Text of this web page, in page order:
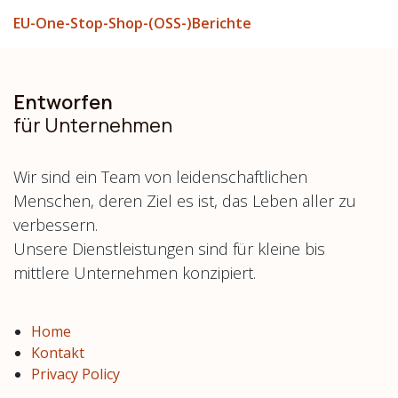
EU-One-Stop-Shop-(OSS-)Berichte
Entworfen
für Unternehmen
Wir sind ein Team von leidenschaftlichen
Menschen, deren Ziel es ist, das Leben aller zu
verbessern.
Unsere Dienstleistungen sind für kleine bis
mittlere Unternehmen konzipiert.
Home
Kontakt
Privacy Policy